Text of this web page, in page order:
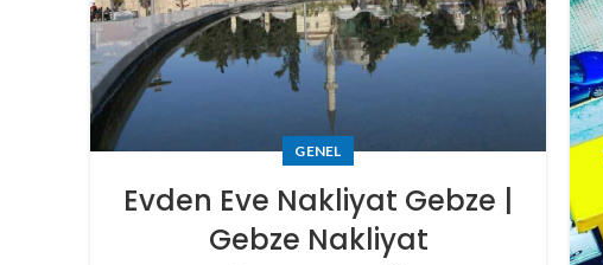
GENEL
Evden Eve Nakliyat Gebze |
Gebze Nakliyat